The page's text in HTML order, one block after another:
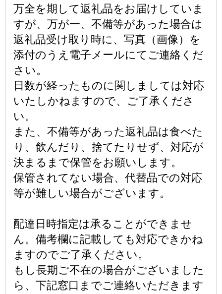
万全を期して返礼品をお届けしていま
すが、万が一、不備等があった場合は
返礼品受け取り時に、写真（画像）を
添付のうえ電子メールにてご連絡くだ
さい。
日数が経ったものに関しましては対応
いたしかねますので、ご了承くださ
い。
また、不備等があった返礼品は食べた
り、飲んだり、捨てたりせず、対応が
決まるまで保管をお願いします。
保管されてない場合、代替品での対応
等が難しい場合がございます。
配達日時指定は承ることができませ
ん。備考欄に記載しても対応できかね
ますのでご了承ください。
もし長期ご不在の場合がございました
ら、下記窓口までご連絡いただきます